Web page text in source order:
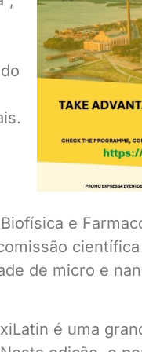
e
de micro e
é uma